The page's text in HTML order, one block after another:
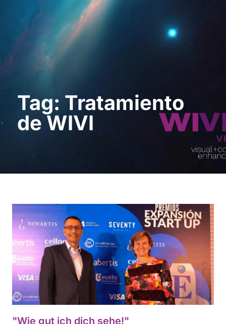
Demo anfordern
Tag: Tratamiento
de WIVI
"Wie gut ich dich sehe!"